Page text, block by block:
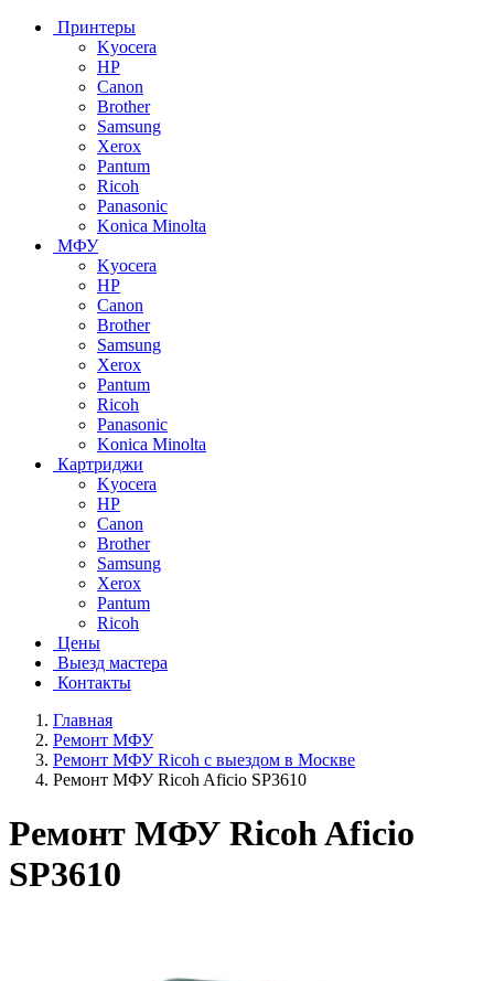
Принтеры
Kyocera
HP
Canon
Brother
Samsung
Xerox
Pantum
Ricoh
Panasonic
Konica Minolta
МФУ
Kyocera
HP
Canon
Brother
Samsung
Xerox
Pantum
Ricoh
Panasonic
Konica Minolta
Картриджи
Kyocera
HP
Canon
Brother
Samsung
Xerox
Pantum
Ricoh
Цены
Выезд мастера
Контакты
Главная
Ремонт МФУ
Ремонт МФУ Ricoh с выездом в Москве
Ремонт МФУ Ricoh Aficio SP3610
Ремонт МФУ Ricoh Aficio
SP3610